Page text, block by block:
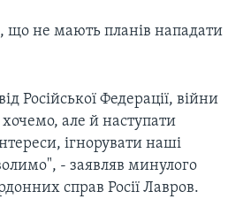
що не мають планів нападати
Російської Федерації, війни
але й наступати
ігнорувати наші
- заявляв минулого
справ Росії Лавров.